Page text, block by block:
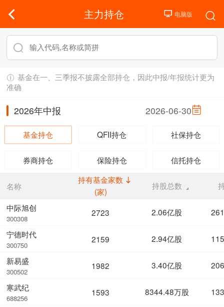
主力持仓
基金在一、三季报不披露全部持仓，因此中报/年报统计更为
准确
2026年中报 2026-06-30
基金持仓 QFII持仓 社保持仓
券商持仓 保险持仓 信托持仓
名称
中际旭创
300308
宁德时代
300750
新易盛
300502
寒武纪
688256
持有基金家数
(家)
持股总数
2723 2.06亿股
2159 2.94亿股
1982 3.40亿股
1593 8344.48万股